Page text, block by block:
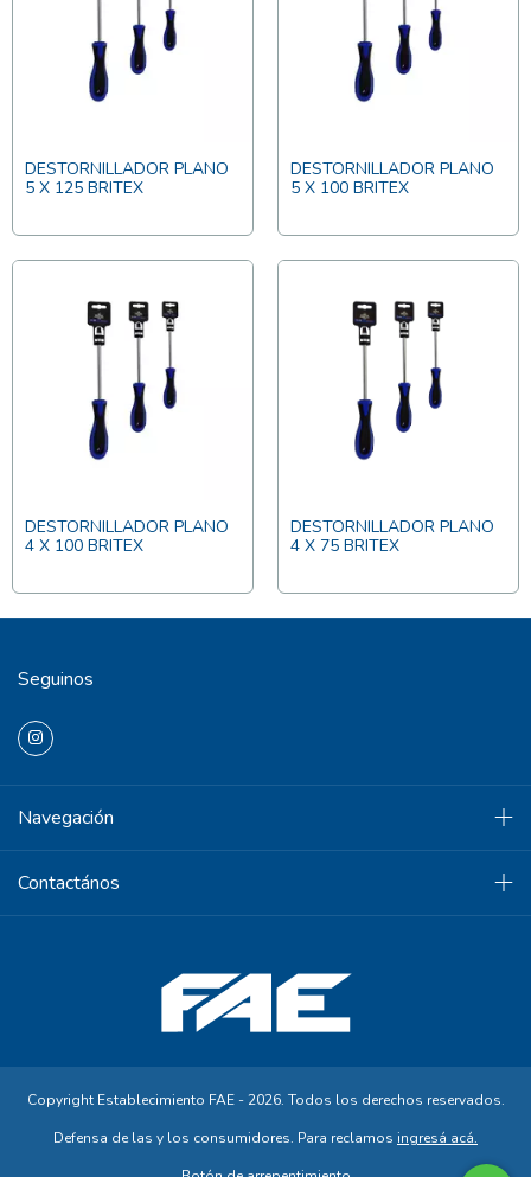
DESTORNILLADOR PLANO
5 X 125 BRITEX
DESTORNILLADOR PLANO
5 X 100 BRITEX
DESTORNILLADOR PLANO
4 X 100 BRITEX
DESTORNILLADOR PLANO
4 X 75 BRITEX
Seguinos
Navegación
Contactános
Copyright Establecimiento FAE - 2026. Todos los derechos reservados.
Defensa de las y los consumidores. Para reclamos ingresá acá.